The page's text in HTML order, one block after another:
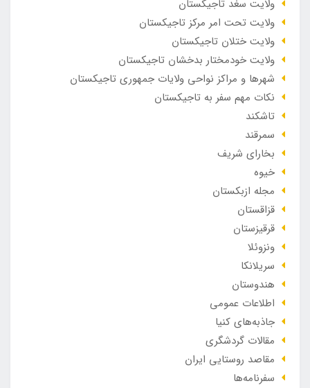
ولایت سغد تاجیکستان
ولایت تحت امر مرکز تاجیکستان
ولایت ختلان تاجیکستان
ولایت خودمختار بدخشان تاجیکستان
شهرها و مراکز نواحی ولایات جمهوری تاجیکستان
نکات مهم سفر به تاجیکستان
تاشکند
سمرقند
بخارای شریف
خیوه
مجله ازبکستان
قزاقستان
قرقیزستان
ونزوئلا
سریلانکا
هندوستان
اطلاعات عمومی
جاذبه‌های کنیا
مقالات گردشگری
مقاصد روستایی ایران
سفرنامه‌ها